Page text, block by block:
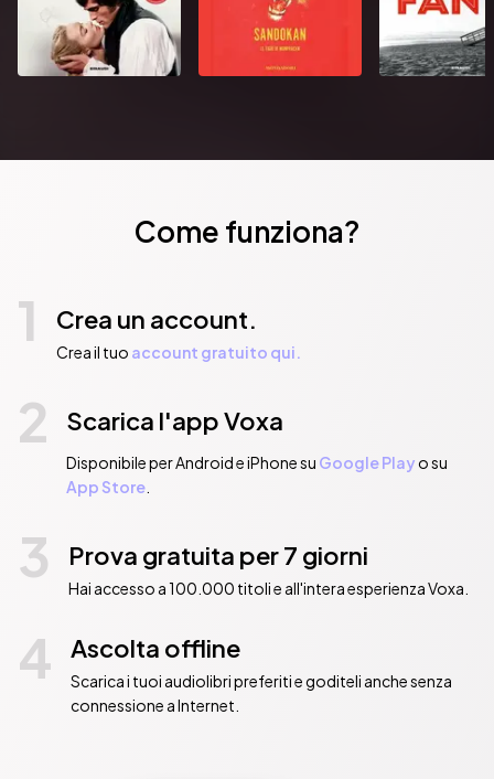
Come funziona?
1 Crea un account.
Crea il tuo account gratuito qui.
2 Scarica l'app Voxa
Disponibile per Android e iPhone su Google Playo su
App Store.
3 Prova gratuita per 7 giorni
Hai accesso a 100.000 titoli e all'intera esperienza Voxa.
4 Ascolta offline
Scarica i tuoi audiolibri preferiti e goditeli anche senza
connessione a Internet.